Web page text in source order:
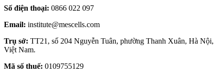
Số điện thoại: 0866 022 097
Email: institute@mescells.com
Trụ sở: TT21, số 204 Nguyễn Tuân, phường Thanh Xuân, Hà Nội,
Việt Nam.
Mã số thuế: 0109755129